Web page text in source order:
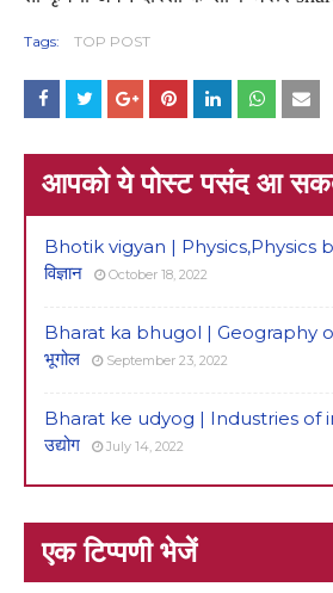
Tags: TOP POST
आपको ये पोस्ट पसंद आ
Bhotik vigyan | Physics,Physics
विज्ञान
October 18, 2022
Bharat ka bhugol | Geography of
भूगोल
September 23, 2022
Bharat ke udyog | Industries of
उद्योग
July 14, 2022
एक टिप्पणी भेजें